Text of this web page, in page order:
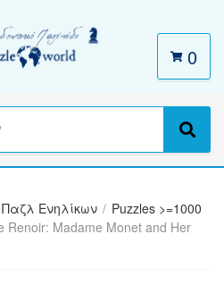
S
e
a
c
h
0
Παζλ Ενηλίκων / Puzzles >=1000
Renoir: Madame Monet and Her